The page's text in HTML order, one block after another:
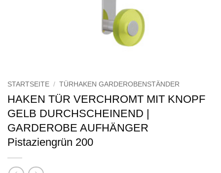
STARTSEITE / TÜRHAKEN GARDEROBENSTÄNDER
HAKEN TÜR VERCHROMT MIT KNOPF
GELB DURCHSCHEINEND |
GARDEROBE AUFHÄNGER
Pistaziengrün 200